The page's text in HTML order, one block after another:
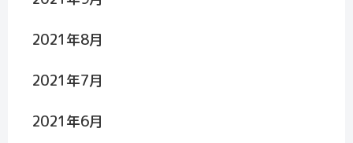
2021年8月
2021年7月
2021年6月